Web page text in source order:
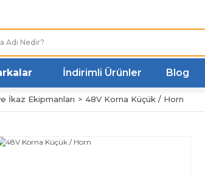
İndirimli Ürünler Blog
İkaz Ekipmanları 48V Korna Küçük / Horn